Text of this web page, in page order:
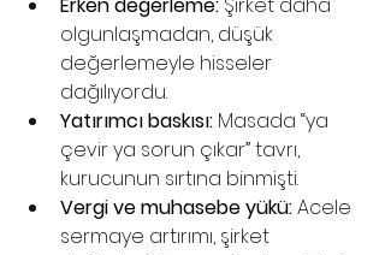
olgunlaşmadan, düşük
değerlemeyle hisseler
dağılıyordu.
Yatırımcı baskısı: Masada “ya
çevir ya sorun çıkar” tavrı,
kurucunun sırtına binmişti.
Vergi ve muhasebe yükü: Acele
sermaye artırımı, şirket